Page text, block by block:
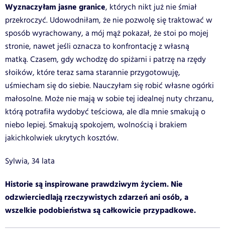
Wyznaczyłam jasne granice, których nikt już nie śmiał
przekroczyć. Udowodniłam, że nie pozwolę się traktować w
sposób wyrachowany, a mój mąż pokazał, że stoi po mojej
stronie, nawet jeśli oznacza to konfrontację z własną
matką. Czasem, gdy wchodzę do spiżarni i patrzę na rzędy
słoików, które teraz sama starannie przygotowuję,
uśmiecham się do siebie. Nauczyłam się robić własne ogórki
małosolne. Może nie mają w sobie tej idealnej nuty chrzanu,
którą potrafiła wydobyć teściowa, ale dla mnie smakują o
niebo lepiej. Smakują spokojem, wolnością i brakiem
jakichkolwiek ukrytych kosztów.
Sylwia, 34 lata
Historie są inspirowane prawdziwym życiem. Nie
odzwierciedlają rzeczywistych zdarzeń ani osób, a
wszelkie podobieństwa są całkowicie przypadkowe.